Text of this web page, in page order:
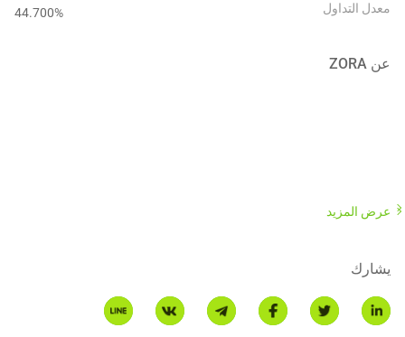
معدل التداول
44.700%
عن ZORA
paradigm for creators. It enables the creation, curation, and
own markets around their work. In addition, ZORA also launched
ZORA NETWORK, a Layer 2 network based on OP Stack. The
network provides a faster and more efficient extension of Ethereum
for artists, creators and the community, and will directly integrate
عرض المزيد
يشارك